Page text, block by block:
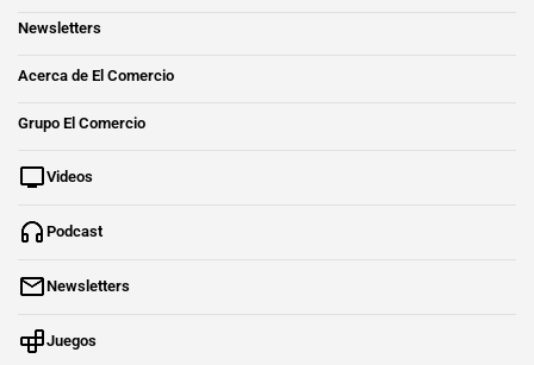
Newsletters
Acerca de El Comercio
Grupo El Comercio
Videos
Podcast
Newsletters
Juegos